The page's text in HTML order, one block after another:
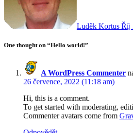
Luděk Kortus Říj
One thought on “Hello world!”
A WordPress Commenter
26 července, 2022 (11:18 am)
Hi, this is a comment.
To get started with moderating,
Commenter avatars come from